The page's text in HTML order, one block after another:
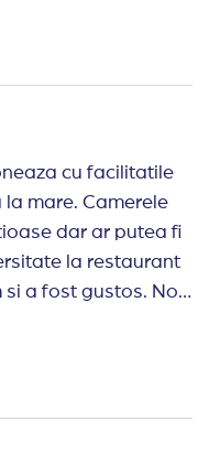
cu facilitatile
mare. Camerele
dar ar putea fi
la restaurant
a fost gustos. Noi
am fost multumit.
animatie,